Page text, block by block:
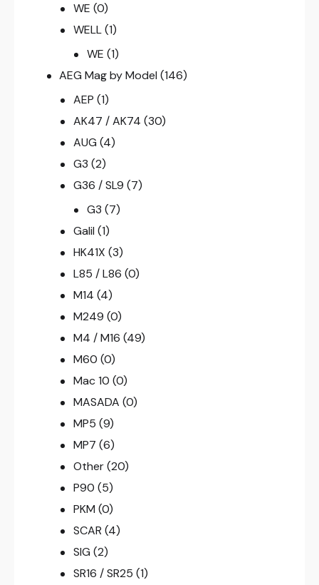
WE (0)
WELL (1)
WE (1)
AEG Mag by Model (146)
AEP (1)
AK47 / AK74 (30)
AUG (4)
G3 (2)
G36 / SL9 (7)
G3 (7)
Galil (1)
HK41X (3)
L85 / L86 (0)
M14 (4)
M249 (0)
M4 / M16 (49)
M60 (0)
Mac 10 (0)
MASADA (0)
MP5 (9)
MP7 (6)
Other (20)
P90 (5)
PKM (0)
SCAR (4)
SIG (2)
SR16 / SR25 (1)